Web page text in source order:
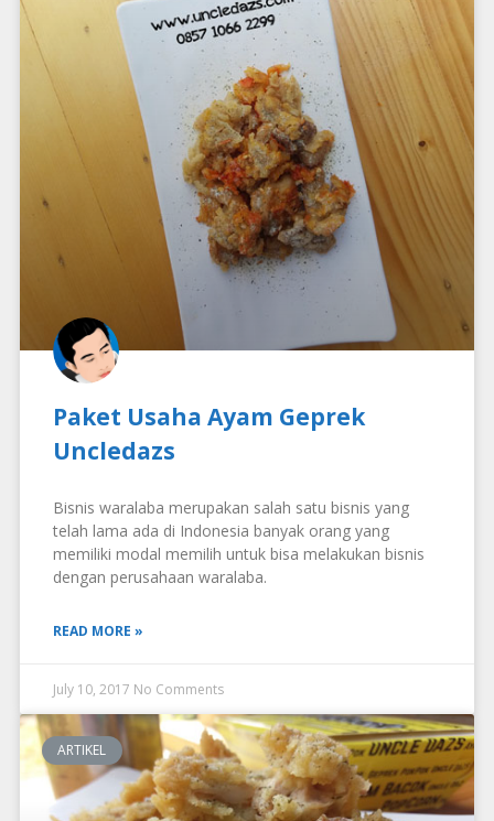
Paket Usaha Ayam Geprek
Uncledazs
Bisnis waralaba merupakan salah satu bisnis yang
telah lama ada di Indonesia banyak orang yang
memiliki modal memilih untuk bisa melakukan bisnis
dengan perusahaan waralaba.
READ MORE »
July 10, 2017 No Comments
ARTIKEL